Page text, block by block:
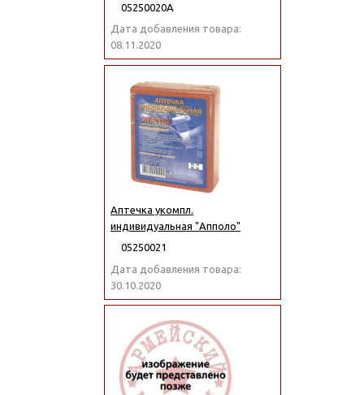
05250020А
Дата добавления товара:
08.11.2020
Аптечка укомпл.
индивидуальная "Апполо"
05250021
Дата добавления товара:
30.10.2020